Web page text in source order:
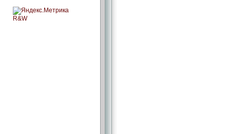
R&W